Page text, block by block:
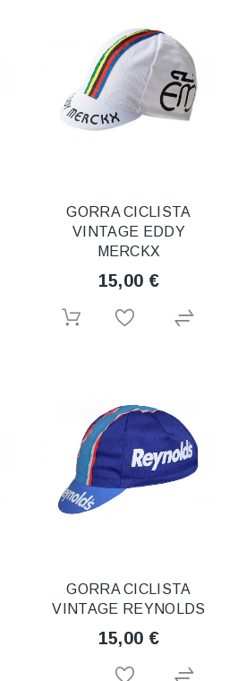
GORRA CICLISTA
VINTAGE EDDY
MERCKX
15,00 €
GORRA CICLISTA
VINTAGE REYNOLDS
15,00 €